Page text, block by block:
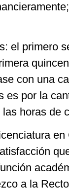
el primero
con una
es por la
horas de
a la